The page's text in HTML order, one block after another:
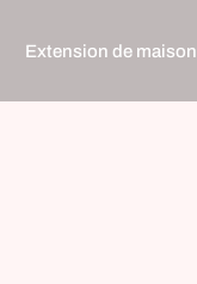
Extension de maison